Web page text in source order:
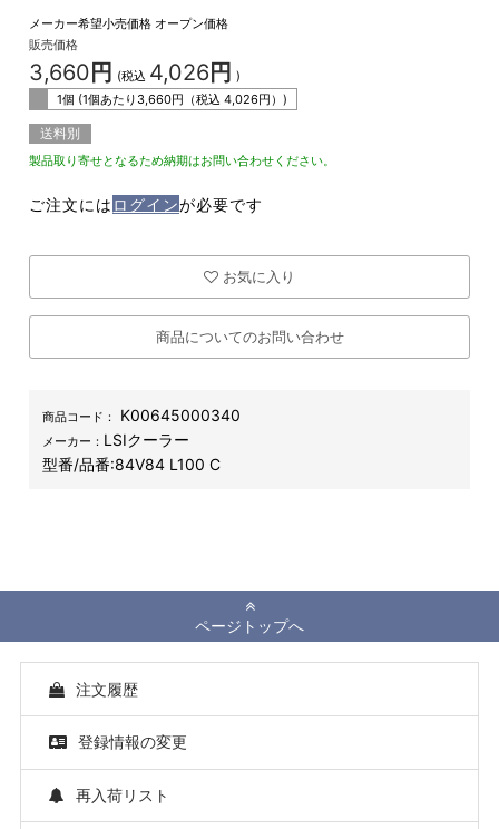
メーカー希望小売価格 オープン価格
販売価格
3,660 円 (税込 4,026円 )
1個 (1個あたり 3,660円（税込4,026円）)
送料別
製品取り寄せとなるため納期はお問い合わせください。
ご注文には ログインが必要です
お気に入り
商品についてのお問い合わせ
商品コード： K00645000340
メーカー： LSIクーラー
型番/品番:84V84 L100 C
ページトップへ
注文履歴
登録情報の変更
再入荷リスト